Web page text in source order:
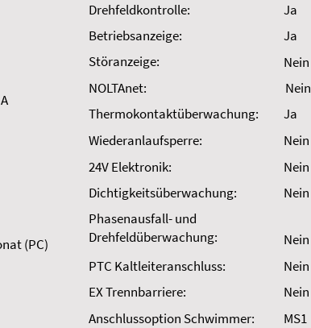
(PC)
Drehfeldkontrolle:
Betriebsanzeige:
Störanzeige:
NOLTAnet:
Thermokontaktüberwachung:
Wiederanlaufsperre:
24V Elektronik:
Dichtigkeitsüberwachung:
Phasenausfall- und
Drehfeldüberwachung:
PTC Kaltleiteranschluss:
EX Trennbarriere:
Anschlussoption Schwimmer:
Ja
Ja
Nein
Nein
Ja
Nein
Nein
Nein
Nein
Nein
Nein
MS1